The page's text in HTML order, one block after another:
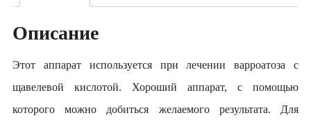
Описание
Этот аппарат используется при лечении варроатоза с
щавелевой кислотой. Хороший аппарат, с помощью
которого можно добиться желаемого результата. Для